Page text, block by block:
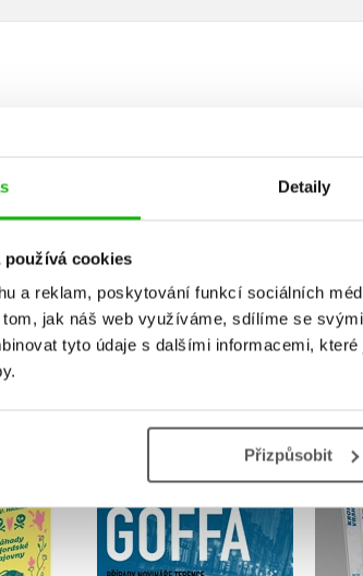
Detaily
používá cookies
a reklam, poskytování funkcí sociálních
tom, jak náš web využíváme, sdílíme se
tyto údaje s dalšími informacemi,
Přizpůsobit
Uživatelskou recenzi mohou vkládat
BOX
Přiznat vinu
Martin Goffa